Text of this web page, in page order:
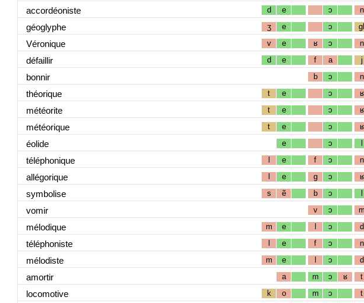
accordéoniste d e ɔ n
géoglyphe ʒ e ɔ gl
Véronique v e ʁ ɔ n
défaillir d e f a j
bonnir b ɔ n
théorique t e ɔ ʁ
météorite t e ɔ ʁ
météorique t e ɔ ʁ
éolide e ɔ l
téléphonique l e f ɔ n
allégorique l e g ɔ ʁ
symbolise s ẽ b ɔ l
vomir v ɔ m
mélodique m e l ɔ d
téléphoniste l e f ɔ n
mélodiste m e l ɔ d
amortir a m ɔ ʁ t
locomotive k o m ɔ t